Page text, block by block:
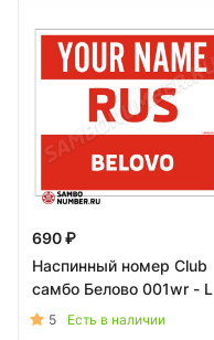
690 ₽
Наспинный номер Club
самбо Белово 001wr - L
5 Есть в наличии